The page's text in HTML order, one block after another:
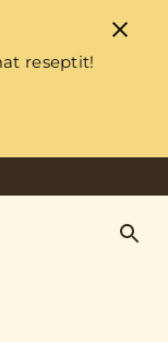
reseptit!